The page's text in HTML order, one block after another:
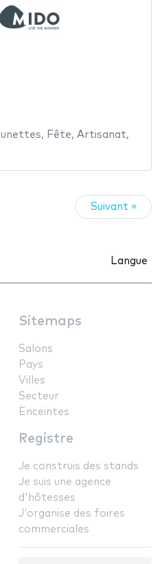
lunettes, Fête, Artisanat,
Suivant »
Langue
Sitemaps
Salons
Pays
Villes
Secteur
Enceintes
Registre
Je construis des stands
Je suis une agence
d'hôtesses
J'organise des foires
commerciales